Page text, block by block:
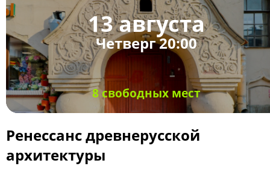
13 августа
Четверг 20:00
8 свободных мест
Ренессанс древнерусской
архитектуры